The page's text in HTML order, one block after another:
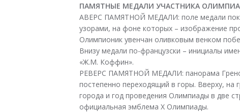
ПАМЯТНЫЕ МЕДАЛИ УЧАСТНИКА
АВЕРС ПАМЯТНОЙ МЕДАЛИ: поле медали
узорами, на фоне которых – изображение
Олимпионик увенчан оливковым венком
Внизу медали по-французски – инициалы
«Ж.М. Коффин».
РЕВЕРС ПАМЯТНОЙ МЕДАЛИ: панорама
постепенно переходящий в горы. Вверху, на
города и год проведения Олимпиады в две
официальная эмблема Х Олимпиады.